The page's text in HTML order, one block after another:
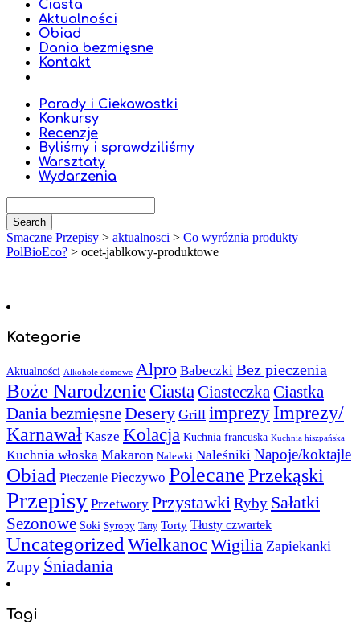
Ciasta
Aktualności
Obiad
Dania bezmięsne
Kontakt
Porady i Ciekawostki
Konkursy
Recenzje
Byliśmy i sprawdziliśmy
Warsztaty
Wydarzenia
Smaczne Przepisy > aktualnosci > Co wyróżnia produkty
PolBioEco? > ocet-jablkowy-produktowe
Kategorie
Aktualności Alkohole domowe Alpro Babeczki Bez pieczenia
Boże NarodzenieCiastaCiasteczkaCiastka
Dania bezmięsneDesery Grill imprezy Imprezy/
Karnawał Kasze Kolacja Kuchnia francuska Kuchnia hiszpańska
Kuchnia włoska Makaron Nalewki Naleśniki Napoje/koktajle
Obiad Pieczenie Pieczywo PolecanePrzekąski
Przepisy Przetwory PrzystawkiRyby Sałatki
Sezonowe Soki Syropy Tarty Torty Tłusty czwartek
UncategorizedWielkanocWigilia Zapiekanki
Zupy Śniadania
Tagi